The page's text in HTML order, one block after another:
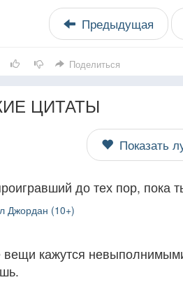
Предыдущая
Поделиться
ЦИТАТЫ
Показать
до тех пор, пока
Джордан (10+)
вещи кажутся